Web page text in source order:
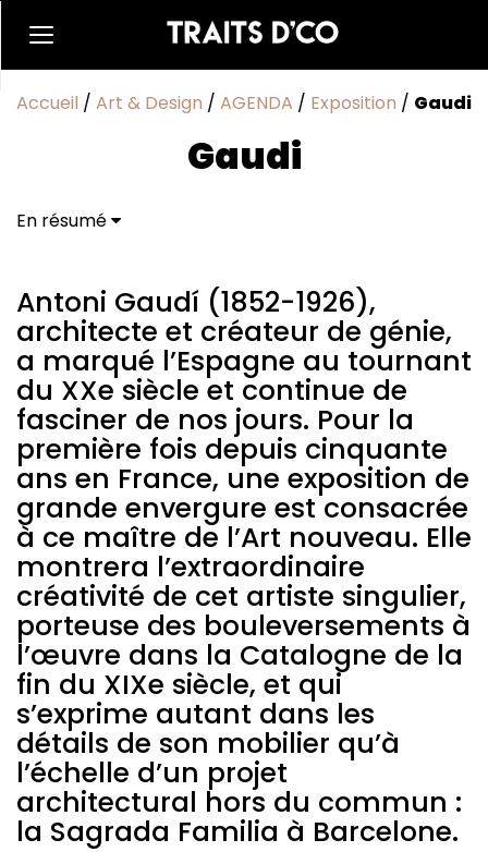
Accueil / Art & Design / AGENDA / Exposition / Gaudi
Gaudi
En résumé
et continue de fasciner de nos jours. Pour la première
fois depuis cinquante ans en France, une exposition
de grande envergure est consacrée à ce maître de
l’Art nouveau. Elle montrera l’extraordinaire
créativité de cet artiste singulier, porteuse des
bouleversements à l’œuvre dans la Catalogne de la
fin du XIXe siècle, et qui s’exprime autant dans les
détails de son mobilier qu’à l’échelle d’un projet
architectural hors du commun : la Sagrada Familia à
Barcelone.
Antoni Gaudí (1852-1926),
architecte et créateur de génie,
a marqué l’Espagne au tournant
du XXe siècle et continue de
fasciner de nos jours. Pour la
première fois depuis cinquante
ans en France, une exposition de
grande envergure est consacrée
à ce maître de l’Art nouveau. Elle
montrera l’extraordinaire
créativité de cet artiste singulier,
porteuse des bouleversements à
l’œuvre dans la Catalogne de la
fin du XIXe siècle, et qui
s’exprime autant dans les
détails de son mobilier qu’à
l’échelle d’un projet
architectural hors du commun :
la Sagrada Familia à Barcelone.